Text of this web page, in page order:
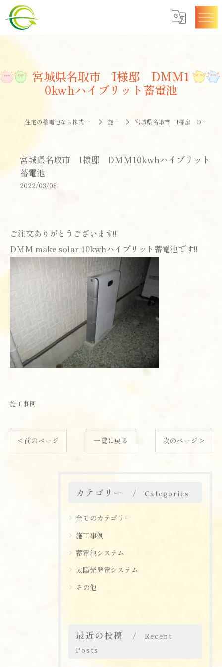
宮城県名取市 I様邸 DMM1
0kwhハイブリット蓄電池
住宅の蓄電池なら株式会社エナジークオリティー 施工事例 宮城県名取市 I様邸 DMM10kwhハイブリット蓄電池
宮城県名取市 I様邸 DMM10kwhハイブリット
蓄電池
2022/03/08
ご注文ありがとうございます!!
DMM make solar 10kwhハイブリット蓄電池です!!
施工事例
< 前のページ 一覧に戻る 次のページ >
カテゴリー Categories
全てのカテゴリー
施工事例
蓄電池システム
太陽光発電システム
その他
最近の投稿
Recent
Posts